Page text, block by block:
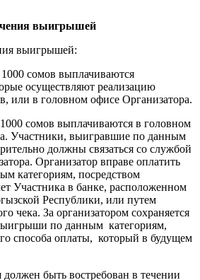
выигрышей
выигрышей:
сомов выплачиваются
осуществляют реализацию
или в головном офисе Организатора.
сомов выплачиваются в головном
Участники, выигравшие по данным
должны связаться со службой
Организатор вправе оплатить
категориям, посредством
Участника в банке, расположенном
Республики, или путем
чека. За организатором сохраняется
по данным категориям,
способа оплаты, который в будущем
быть востребован в течении